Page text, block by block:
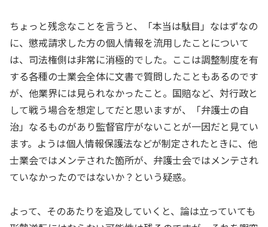
ちょっと残念なことを言うと、「本当は駄目」なはずなの
に、懲戒請求した方の個人情報を流用したことについて
は、司法権側は非常に消極的でした。ここは調整制度を有
する各種の士業会全体に文書で質問したこともあるのです
が、他業界には見られなかったこと。国賠など、対行政と
して戦う場合を想定してだと思いますが、「弁護士の自
治」なるものがあり監督官庁がないことが一因だと見てい
ます。ようは個人情報保護法などが制定されたときに、他
士業会ではメンテされた箇所が、弁護士会ではメンテされ
ていなかったのではないか？という疑惑。
よって、そのあたりを追及していくと、論は立っていても